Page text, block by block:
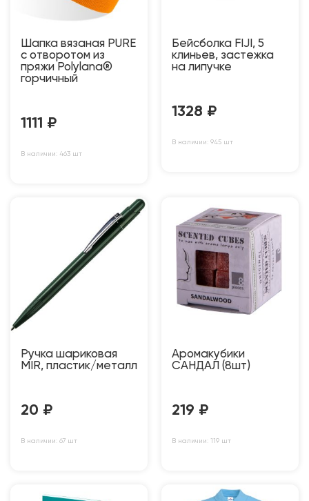
Шапка вязаная PURE
с отворотом из
пряжи Polylana®
горчичный
1111 ₽
В наличии: 463 шт
Бейсболка FIJI, 5
клиньев, застежка
на липучке
1328 ₽
В наличии: 945 шт
Ручка шариковая
MIR, пластик/металл
20 ₽
В наличии: 67 шт
Аромакубики
САНДАЛ (8шт)
219 ₽
В наличии: 119 шт